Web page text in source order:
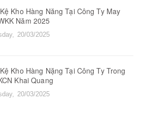
Kho Hàng Năng Tại Công Ty May
Năm 2025
20/03/2025
Kho Hàng Nặng Tại Công Ty Trong
Khai Quang
20/03/2025